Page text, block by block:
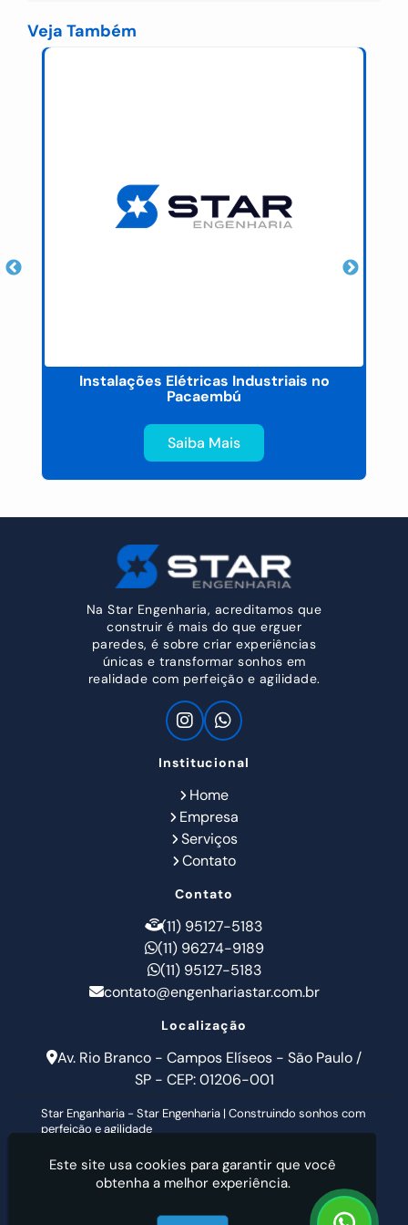
Veja Também
Instalações Elétricas Industriais no
Pacaembú
Saiba Mais
Na Star Engenharia, acreditamos que
construir é mais do que erguer
paredes, é sobre criar experiências
únicas e transformar sonhos em
realidade com perfeição e agilidade.
Institucional
Home
Empresa
Serviços
Contato
Contato
(11) 95127-5183
(11) 96274-9189
(11) 95127-5183
contato@engenhariastar.com.br
Localização
Av. Rio Branco - Campos Elíseos - São Paulo /
SP - CEP: 01206-001
Star Enganharia - Star Engenharia | Construindo sonhos com
perfeição e agilidade
Este site usa cookies para garantir que você
obtenha a melhor experiência.